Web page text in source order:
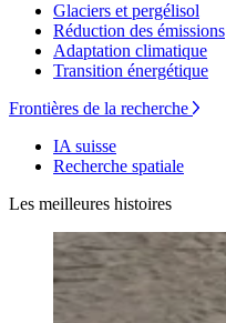
Glaciers et pergélisol
Réduction des émissions
Adaptation climatique
Transition énergétique
Frontières de la recherche
IA suisse
Recherche spatiale
Les meilleures histoires